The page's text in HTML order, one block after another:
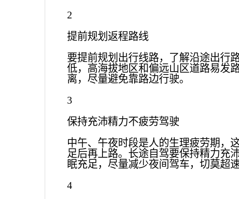
2
提前规划返程路线
要提前规划出行线路，了解沿途出行
低，高海拔地区和偏远山区道路易发
离，尽量避免靠路边行驶。
3
保持充沛精力不疲劳驾驶
中午、午夜时段是人的生理疲劳期，
足后再上路。长途自驾要保持精力充
眠充足，尽量减少夜间驾车，切莫超
4